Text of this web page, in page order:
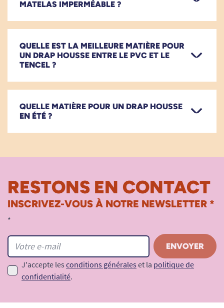
MATELAS IMPERMÉABLE ?
QUELLE EST LA MEILLEURE MATIÈRE POUR
UN DRAP HOUSSE ENTRE LE PVC ET LE
TENCEL ?
QUELLE MATIÈRE POUR UN DRAP HOUSSE
EN ÉTÉ ?
RESTONS EN CONTACT
INSCRIVEZ-VOUS À NOTRE NEWSLETTER *
*
J'accepte les conditions générales et la politique de
confidentialité.